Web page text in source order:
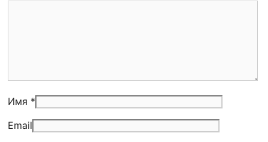
Имя *
Email